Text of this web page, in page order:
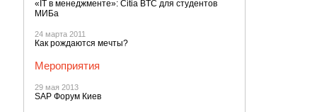
«IT в менеджменте»: Citia BTC для студентов
МИБа
24 марта 2011
Как рождаются мечты?
Мероприятия
29 мая 2013
SAP Форум Киев